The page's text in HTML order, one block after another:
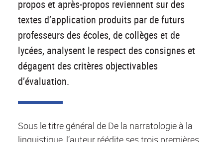
propos et après-propos reviennent sur des
textes d’application produits par de futurs
professeurs des écoles, de collèges et de
lycées, analysent le respect des consignes et
dégagent des critères objectivables
d’évaluation.
Sous le titre général de De la narratologie à la
linguistique, l’auteur réédite ses trois premières